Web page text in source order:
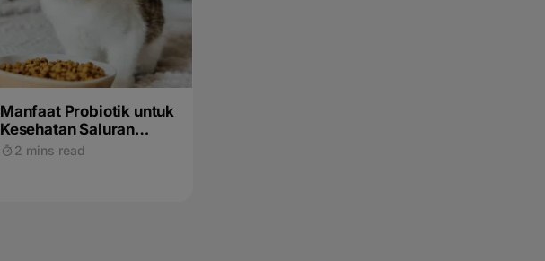
Manfaat Probiotik untuk
Kesehatan Saluran
Cerna Kucing
2 mins read